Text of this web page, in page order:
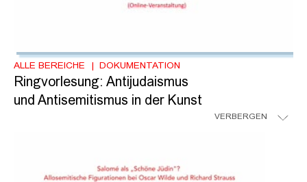
ALLE BEREICHE DOKUMENTATION
Ringvorlesung: Antijudaismus
und Antisemitismus in der Kunst
VERBERGEN